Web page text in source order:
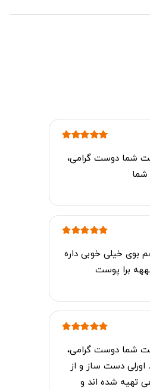
شما دوست گرامی،
شما
بوی خیلی خوبی داره
برا پوست
شما دوست گرامی،
دست ساز و از
تهیه شده اند و